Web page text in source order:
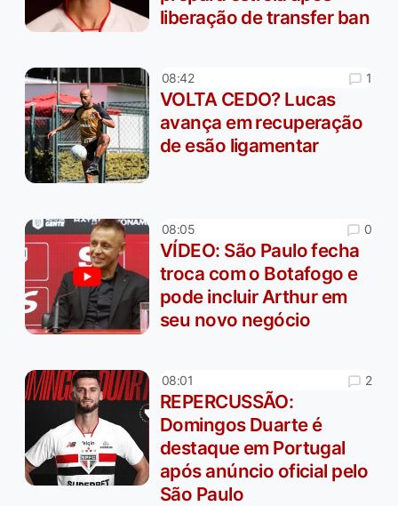
liberação de transfer ban
08:42 1
VOLTA CEDO? Lucas
avança em recuperação
de esão ligamentar
08:05 0
VÍDEO: São Paulo fecha
troca com o Botafogo e
pode incluir Arthur em
seu novo negócio
08:01 2
REPERCUSSÃO:
Domingos Duarte é
destaque em Portugal
após anúncio oficial pelo
São Paulo